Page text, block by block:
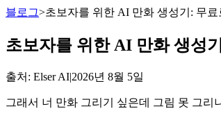
블로그>초보자를 위한 AI 만화 생성기: 무
초보자를 위한 AI 만화 생성
출처 : Elser AI|2026년 8월 5일
그래서 너 만화 그리기 싶은데 그림 못 그리